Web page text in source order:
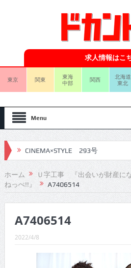
求人情報はこ
東京 関東
東海
中部
関西
北海道
東北
Menu
CINEMA×STYLE 293号
CINEMA×STYLE 292号
CINEMA×STYLE 291号
CINEMA×STYLE 289号
CINEMA×STYLE 287号
ホーム
Ｕ字工事 『出会いが財産に
ねっぺ!!』
A7406514
A7406514
2022/4/8